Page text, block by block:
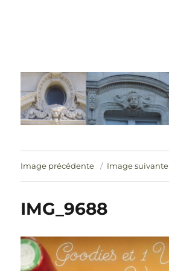
Image précédente Image suivante
IMG_9688